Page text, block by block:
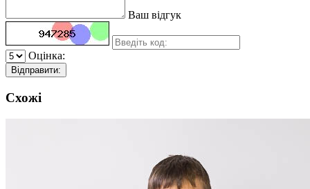
Ваш відгук
Оцінка:
Відправити:
Схожі